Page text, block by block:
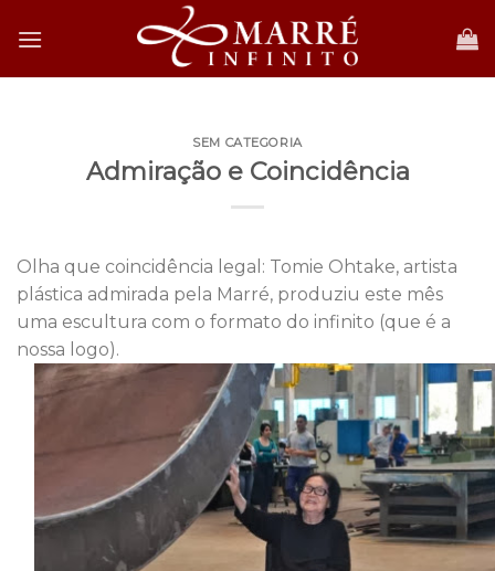
SEM CATEGORIA
Admiração e Coincidência
Olha que coincidência legal: Tomie Ohtake, artista
plástica admirada pela Marré, produziu este mês
uma escultura com o formato do infinito (que é a
nossa logo).